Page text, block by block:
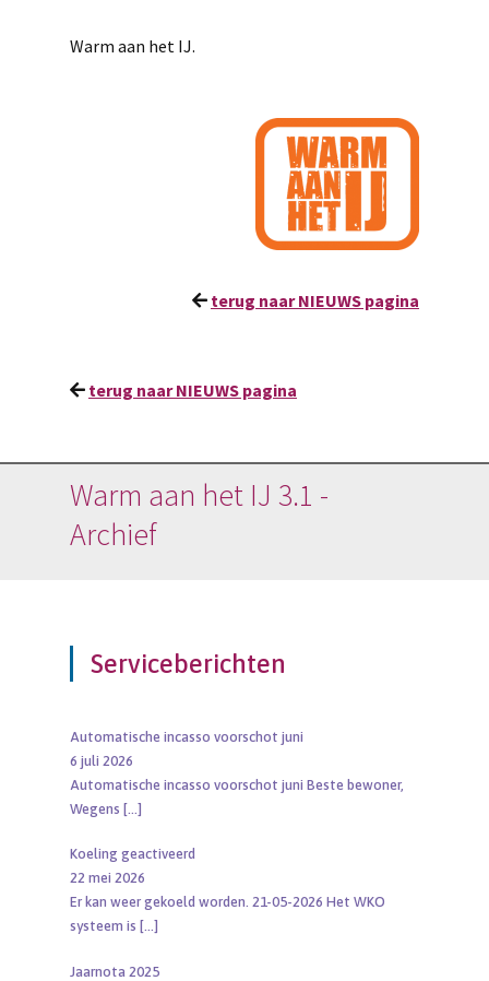
Warm aan het IJ.
terug naar NIEUWS pagina
terug naar NIEUWS pagina
Warm aan het IJ 3.1 -
Archief
Serviceberichten
Automatische incasso voorschot juni
6 juli 2026
Automatische incasso voorschot juni Beste bewoner,
Wegens […]
Koeling geactiveerd
22 mei 2026
Er kan weer gekoeld worden. 21-05-2026 Het WKO
systeem is […]
Jaarnota 2025